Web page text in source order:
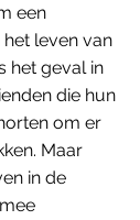
een
leven van
het geval in
die hun
om er
Maar
in de